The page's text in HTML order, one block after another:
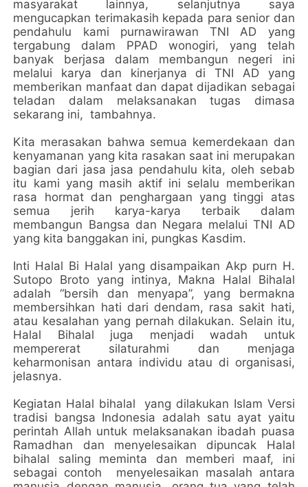
masyarakat lainnya, selanjutnya saya
mengucapkan terimakasih kepada para senior dan
pendahulu kami purnawirawan TNI AD yang
tergabung dalam PPAD wonogiri, yang telah
banyak berjasa dalam membangun negeri ini
melalui karya dan kinerjanya di TNI AD yang
memberikan manfaat dan dapat dijadikan sebagai
teladan dalam melaksanakan tugas dimasa
sekarang ini, tambahnya.
Kita merasakan bahwa semua kemerdekaan dan
kenyamanan yang kita rasakan saat ini merupakan
bagian dari jasa jasa pendahulu kita, oleh sebab
itu kami yang masih aktif ini selalu memberikan
rasa hormat dan penghargaan yang tinggi atas
semua jerih karya-karya terbaik dalam
membangun Bangsa dan Negara melalui TNI AD
yang kita banggakan ini, pungkas Kasdim.
Inti Halal Bi Halal yang disampaikan Akp purn H.
Sutopo Broto yang intinya, Makna Halal Bihalal
adalah “bersih dan menyapa”, yang bermakna
membersihkan hati dari dendam, rasa sakit hati,
atau kesalahan yang pernah dilakukan. Selain itu,
Halal Bihalal juga menjadi wadah untuk
mempererat silaturahmi dan menjaga
keharmonisan antara individu atau di organisasi,
jelasnya.
Kegiatan Halal bihalal yang dilakukan Islam Versi
tradisi bangsa Indonesia adalah satu ayat yaitu
perintah Allah untuk melaksanakan ibadah puasa
Ramadhan dan menyelesaikan dipuncak Halal
bihalal saling meminta dan memberi maaf, ini
sebagai contoh menyelesaikan masalah antara